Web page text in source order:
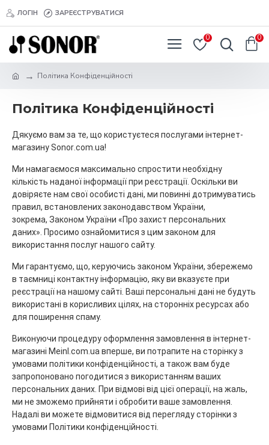
ЛОГІН ЗАРЕЄСТРУВАТИСЯ
0 0
Політика Конфіденційності
Політика Конфіденційності
Дякуємо вам за те, що користуєтеся послугами інтернет-
магазинуSonor.com.ua!
Ми намагаємося максимально спростити необхідну
кількість наданої інформації при реєстрації. Оскільки ви
довіряєте нам свої особисті дані, ми повинні дотримуватись
правил, встановлених законодавством України,
зокрема, Законом України «Про захист персональних
даних». Просимо ознайомитися з цим законом для
використання послуг нашого сайту.
Ми гарантуємо, що, керуючись законом України, збережемо
в таємниці контактну інформацію, яку ви вказуєте при
реєстрації на нашому сайті. Ваші персональні дані не будуть
використані в корисливих цілях, на сторонніх ресурсах або
для поширення спаму.
Виконуючи процедуру оформлення замовлення в інтернет-
магазині Meinl.com.ua вперше, ви потрапите на сторінку з
умовами політики конфіденційності, а також вам буде
запропоновано погодитися з використанням ваших
персональних даних. При відмові від цієї операції, на жаль,
ми не зможемо прийняти і обробити ваше замовлення.
Надалі ви можете відмовитися від перегляду сторінки з
умовами Політики конфіденційності.